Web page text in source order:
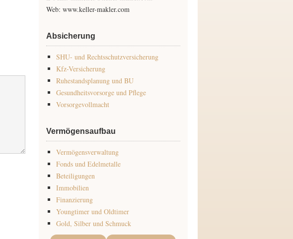
Web: www.keller-makler.com
Absicherung
SHU- und Rechtsschutzversicherung
Kfz-Versicherung
Ruhestandsplanung und BU
Gesundheitsvorsorge und Pflege
Vorsorgevollmacht
Vermögensaufbau
Vermögensverwaltung
Fonds und Edelmetalle
Beteiligungen
Immobilien
Finanzierung
Youngtimer und Oldtimer
Gold, Silber und Schmuck